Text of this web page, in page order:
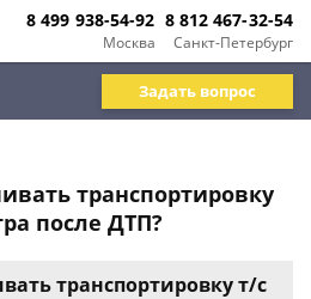
Москва
8 499 938-54-92
Санкт-Петербург
8 812 467-32-54
Задать вопрос
транспортировку
после ДТП?
транспортировку т/с